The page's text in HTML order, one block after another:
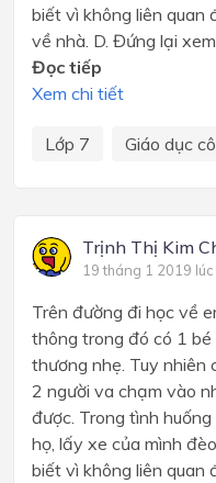
biết vì không liên quan
về nhà. D. Đứng lại
Đọc tiếp
Xem chi tiết
Lớp 7 Giáo dục
Trịnh Thị Kim
19 tháng 1 2019
Trên đường đi học về
thông trong đó có 1
thương nhẹ. Tuy nhiên
2 người va chạm vào
được. Trong tình
họ, lấy xe của mình
biết vì không liên quan